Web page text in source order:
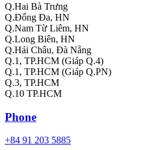
Q.Hai Bà Trưng
Q.Đống Đa, HN
Q.Nam Từ Liêm, HN
Q.Long Biên, HN
Q.Hải Châu, Đà Nẵng
Q.1, TP.HCM (Giáp Q.4)
Q.1, TP.HCM (Giáp Q.PN)
Q.3, TP.HCM
Q.10 TP.HCM
Phone
+84 91 203 5885